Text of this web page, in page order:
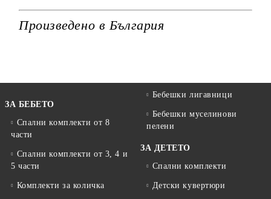
Произведено в България
ЗА БЕБЕТО
Спални комплекти от 8
части
Спални комплекти от 3, 4 и
5 части
Комплекти за количка
Бебешки лигавници
Бебешки муселинови
пелени
ЗА ДЕТЕТО
Спални комплекти
Детски кувертюри